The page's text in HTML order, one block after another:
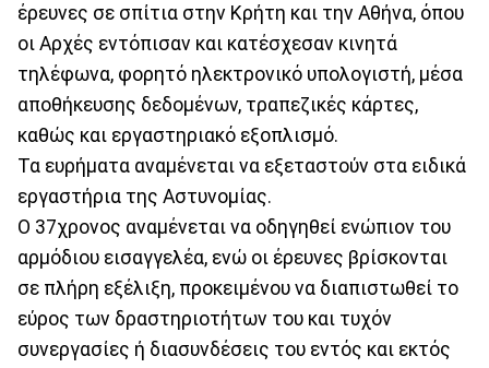
έρευνες σε σπίτια στην Κρήτη και την Αθήνα, όπου
οι Αρχές εντόπισαν και κατέσχεσαν κινητά
τηλέφωνα, φορητό ηλεκτρονικό υπολογιστή, μέσα
αποθήκευσης δεδομένων, τραπεζικές κάρτες,
καθώς και εργαστηριακό εξοπλισμό.
Τα ευρήματα αναμένεται να εξεταστούν στα ειδικά
εργαστήρια της Αστυνομίας.
Ο 37χρονος αναμένεται να οδηγηθεί ενώπιον του
αρμόδιου εισαγγελέα, ενώ οι έρευνες βρίσκονται
σε πλήρη εξέλιξη, προκειμένου να διαπιστωθεί το
εύρος των δραστηριοτήτων του και τυχόν
συνεργασίες ή διασυνδέσεις του εντός και εκτός